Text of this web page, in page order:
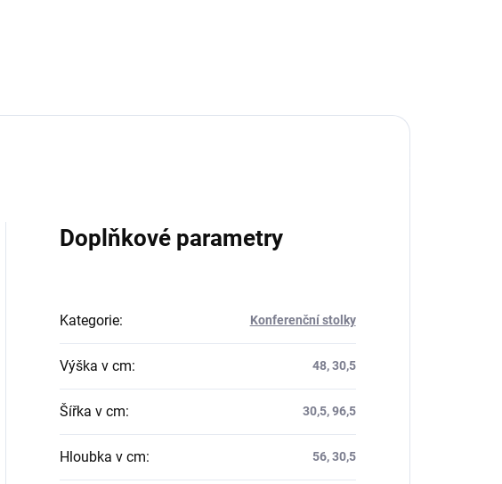
Doplňkové parametry
Kategorie: Konferenční stolky
Výška v cm: 48, 30,5
Šířka v cm: 30,5, 96,5
Hloubka v cm: 56, 30,5